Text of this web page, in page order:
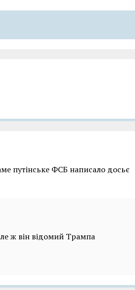
путінське ФСБ написало досьє
ж він відомий Трампа